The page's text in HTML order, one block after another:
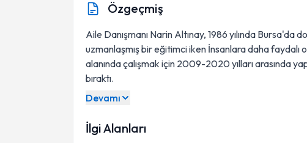
Özgeçmiş
Aile Danışmanı Narin Altınay, 1986 yılında Bursa'da
uzmanlaşmış bir eğitimci iken İnsanlara daha faydalı
alanında çalışmak için 2009-2020 yılları arasında
bıraktı.
Devamı
İlgi Alanları